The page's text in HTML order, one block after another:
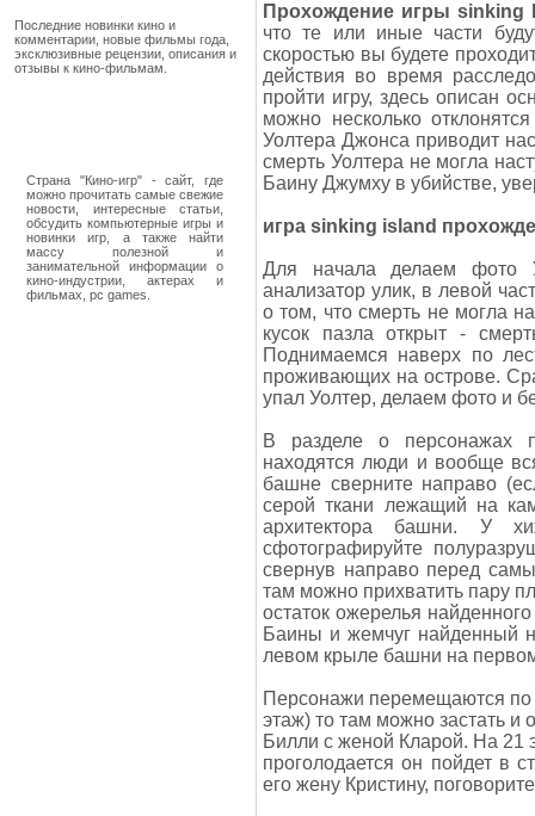
Последние новинки кино и
комментарии, новые фильмы года,
эксклюзивные рецензии, описания и
отзывы к кино-фильмам.
Страна "Кино-игр" - сайт, где
можно прочитать самые свежие
новости, интересные статьи,
обсудить компьютерные игры и
новинки игр, а также найти
массу полезной и
занимательной информации о
кино-индустрии, актерах и
фильмах, pc games.
Прохождение игры sinking
что те или иные части
скоростью вы будете
действия во время
пройти игру, здесь описан
можно несколько
Уолтера Джонса приводит
смерть Уолтера не могла
Баину Джумху в убийстве,
игра sinking island
Для начала делаем фото
анализатор улик, в левой
о том, что смерть не могла
кусок пазла открыт -
Поднимаемся наверх по
проживающих на острове.
упал Уолтер, делаем фото и
В разделе о персонажах
находятся люди и вообще
башне сверните направо
серой ткани лежащий на
архитектора башни. У
сфотографируйте
свернув направо перед
там можно прихватить пару
остаток ожерелья
Баины и жемчуг найденный
левом крыле башни на
Персонажи перемещаются по
этаж) то там можно застать и
Билли с женой Кларой. На 21
проголодается он пойдет в
его жену Кристину,